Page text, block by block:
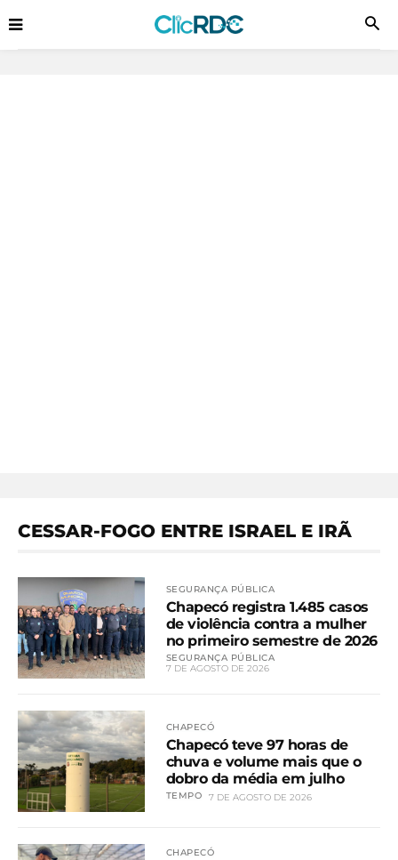
CESSAR-FOGO ENTRE ISRAEL E IRÃ
SEGURANÇA PÚBLICA
Chapecó registra 1.485 casos
de violência contra a mulher
no primeiro semestre de 2026
SEGURANÇA PÚBLICA
7 DE AGOSTO DE 2026
CHAPECÓ
Chapecó teve 97 horas de
chuva e volume mais que o
dobro da média em julho
TEMPO 7 DE AGOSTO DE 2026
CHAPECÓ